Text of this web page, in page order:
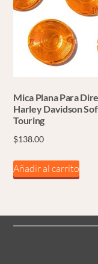
Mica Plana Para
Harley Davidson
Touring
$138.00
Añadir al carrito